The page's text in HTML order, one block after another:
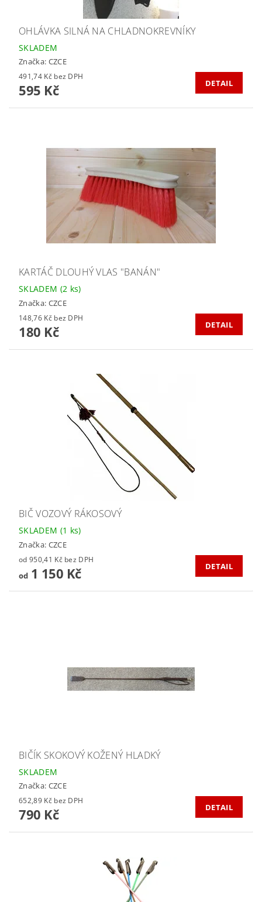
OHLÁVKA SILNÁ NA CHLADNOKREVNÍKY
SKLADEM
Značka: CZCE
491,74 Kč bez DPH
595 Kč DETAIL
KARTÁČ DLOUHÝ VLAS "BANÁN"
SKLADEM (2 ks)
Značka: CZCE
148,76 Kč bez DPH
180 Kč DETAIL
BIČ VOZOVÝ RÁKOSOVÝ
SKLADEM (1 ks)
Značka: CZCE
od 950,41 Kč bez DPH
od1 150 Kč DETAIL
BIČÍK SKOKOVÝ KOŽENÝ HLADKÝ
SKLADEM
Značka: CZCE
652,89 Kč bez DPH
790 Kč DETAIL